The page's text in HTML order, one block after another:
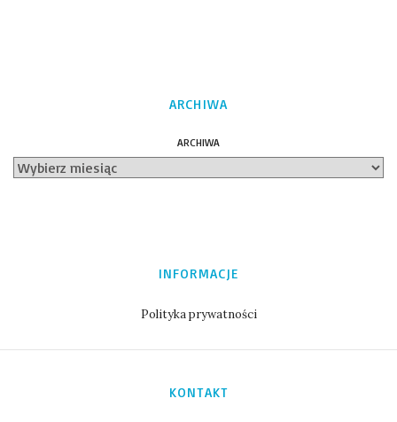
ARCHIWA
ARCHIWA
INFORMACJE
Polityka prywatności
KONTAKT